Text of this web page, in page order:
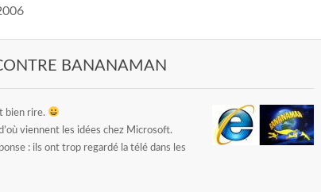
BANANAMAN
bien rire.
viennent les idées chez Microsoft.
: ils ont trop regardé la télé dans les